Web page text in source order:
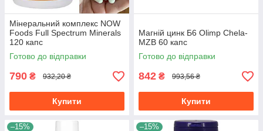
Мінеральний комплекс NOW
Foods Full Spectrum Minerals
120 капс
Готово до відправки
790 ₴ 932,20 ₴
Купити
Магній цинк Б6 Olimp Chela-
MZB 60 капс
Готово до відправки
842 ₴ 993,56 ₴
Купити
–15% –15%